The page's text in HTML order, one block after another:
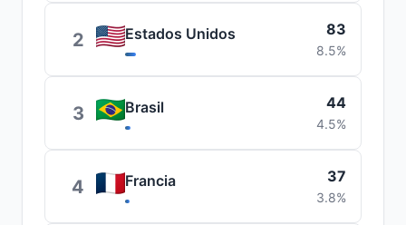
2 Estados Unidos 83
8.5%
3 Brasil 44
4.5%
4 Francia 37
3.8%